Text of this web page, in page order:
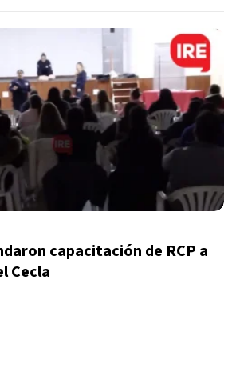
capacitación de RCP a
Cecla